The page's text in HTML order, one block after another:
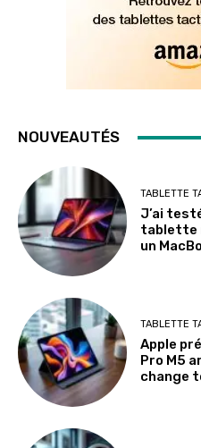
NOUVEAUTÉS
TABLETTE
J’ai
tablette
un
TABLETTE
Apple
Pro M5
change